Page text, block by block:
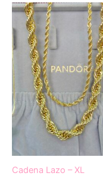
Cadena Lazo – XL